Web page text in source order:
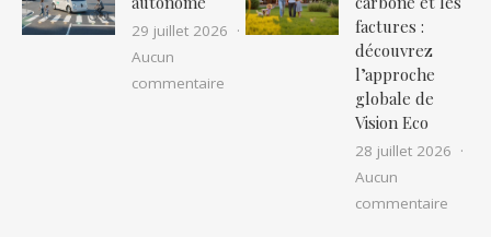
29 juillet 2026
Aucun
commentaire sur La sécurité routière à l’ère
factures :
découvrez
l’approche
globale de
Vision Eco
28 juillet 2026
Aucun
commentaire